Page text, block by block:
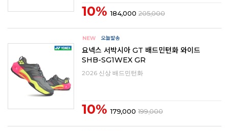
10% 184,000 205,000
요넥스 서박시아 GT 배드민턴화 와이드
SHB-SG1WEX GR
2026 신상 배드민턴화
10% 179,000 199,000